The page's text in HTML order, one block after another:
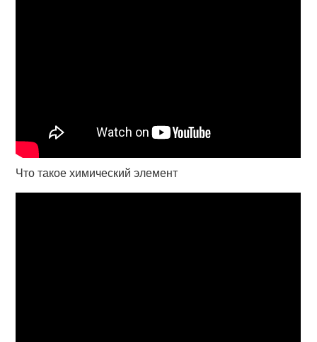
Что такое химический элемент